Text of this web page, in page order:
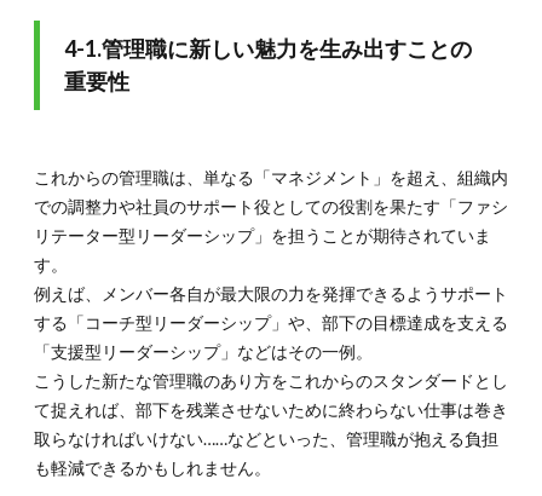
4-1.管理職に新しい魅力を生み出すことの
重要性
これからの管理職は、単なる「マネジメント」を超え、組織内
での調整力や社員のサポート役としての役割を果たす「ファシ
リテーター型リーダーシップ」を担うことが期待されていま
す。
例えば、メンバー各自が最大限の力を発揮できるようサポート
する「コーチ型リーダーシップ」や、部下の目標達成を支える
「支援型リーダーシップ」などはその一例。
こうした新たな管理職のあり方をこれからのスタンダードとし
て捉えれば、部下を残業させないために終わらない仕事は巻き
取らなければいけない……などといった、管理職が抱える負担
も軽減できるかもしれません。